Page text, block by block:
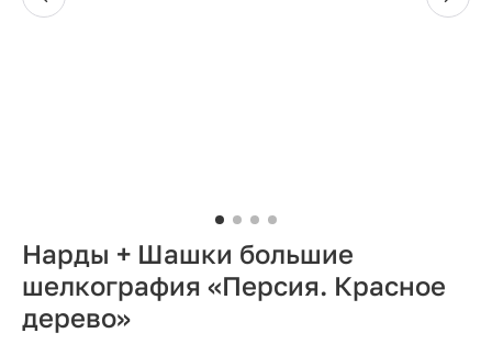
Нарды + Шашки большие
шелкография «Персия. Красное
дерево»